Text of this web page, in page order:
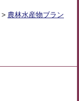
> 農林水産物ブラン